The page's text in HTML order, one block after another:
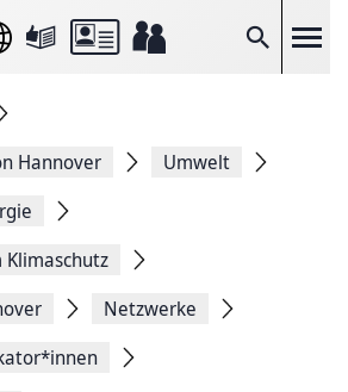
Suche
Hannover
Umwelt
Netzwerke